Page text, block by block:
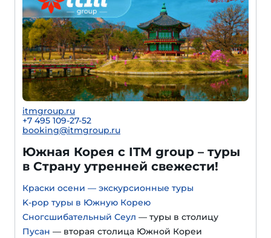
itmgroup.ru
+7 495 109-27-52
booking@itmgroup.ru
Южная Корея с ITM group – туры
в Страну утренней свежести!
Краски осени — экскурсионные туры
K-pop туры в Южную Корею
Сногсшибательный Сеул — туры в столицу
Пусан — вторая столица Южной Кореи